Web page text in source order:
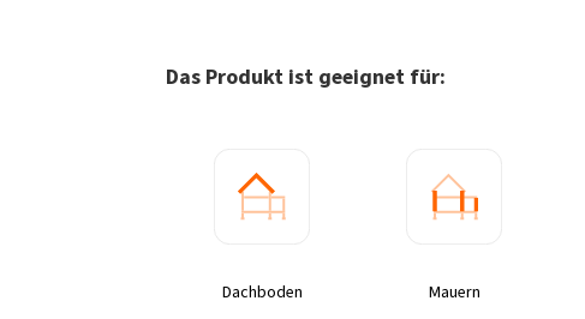
Das Produkt ist geeignet für:
Dachboden Mauern